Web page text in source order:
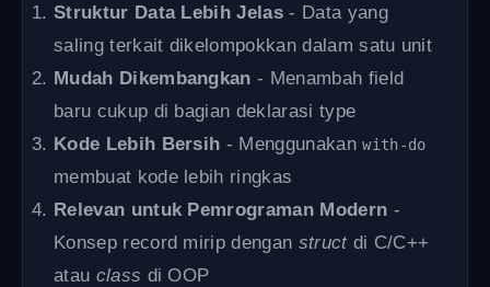
Struktur Data Lebih Jelas - Data yang
saling terkait dikelompokkan dalam satu unit
Mudah Dikembangkan - Menambah field
baru cukup di bagian deklarasi type
Kode Lebih Bersih - Menggunakanwith-do
membuat kode lebih ringkas
Relevan untuk Pemrograman Modern -
Konsep record mirip dengan structdi C/C++
atau class di OOP